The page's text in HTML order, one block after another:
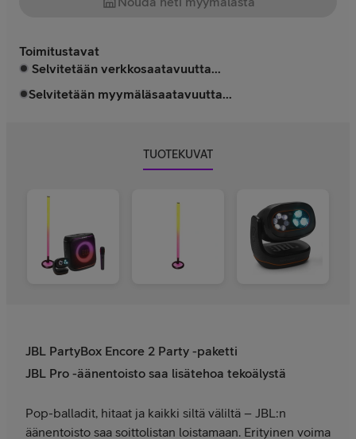
Toimitustavat
Selvitetään verkkosaatavuutta...
Selvitetään myymäläsaatavuutta...
TUOTEKUVAT
JBL PartyBox Encore 2 Party -paketti
JBL Pro -äänentoisto saa lisätehoa tekoälystä
Pop-balladit, hitaat ja kaikki siltä väliltä – JBL:n
äänentoisto saa soittolistan loistamaan. Erityinen voima